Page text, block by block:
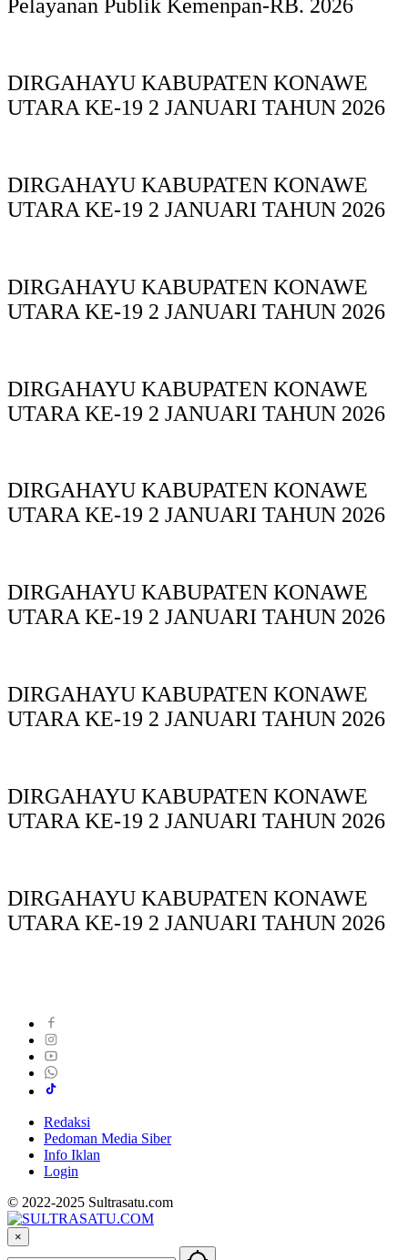
Pelayanan Publik Kemenpan-RB. 2026
DIRGAHAYU KABUPATEN KONAWE
UTARA KE-19 2 JANUARI TAHUN 2026
DIRGAHAYU KABUPATEN KONAWE
UTARA KE-19 2 JANUARI TAHUN 2026
DIRGAHAYU KABUPATEN KONAWE
UTARA KE-19 2 JANUARI TAHUN 2026
DIRGAHAYU KABUPATEN KONAWE
UTARA KE-19 2 JANUARI TAHUN 2026
DIRGAHAYU KABUPATEN KONAWE
UTARA KE-19 2 JANUARI TAHUN 2026
DIRGAHAYU KABUPATEN KONAWE
UTARA KE-19 2 JANUARI TAHUN 2026
DIRGAHAYU KABUPATEN KONAWE
UTARA KE-19 2 JANUARI TAHUN 2026
DIRGAHAYU KABUPATEN KONAWE
UTARA KE-19 2 JANUARI TAHUN 2026
DIRGAHAYU KABUPATEN KONAWE
UTARA KE-19 2 JANUARI TAHUN 2026
Redaksi
Pedoman Media Siber
Info Iklan
Login
© 2022-2025 Sultrasatu.com
×